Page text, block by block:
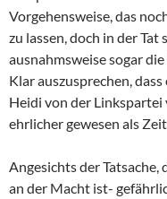
Vorgehensweise, das
zu lassen, doch in der
ausnahmsweise sogar
Klar auszusprechen,
Heidi von der Linkspartei
ehrlicher gewesen als
Angesichts der
an der Macht ist-